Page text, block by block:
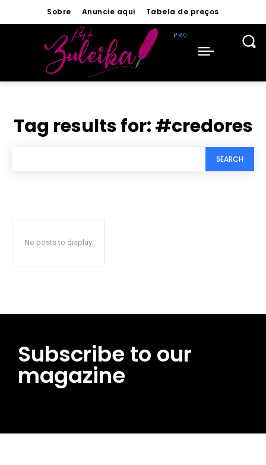
Sobre Anuncie aqui Tabela de preços
Tag results for:#credores
SEARCH
No posts to display
Subscribe to our
magazine